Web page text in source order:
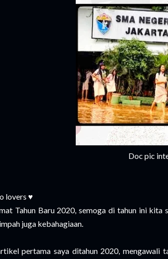
Doc pic
lovers ♥️
Tahun Baru 2020, semoga di tahun ini kita
juga kebahagiaan.
pertama saya ditahun 2020, mengawali